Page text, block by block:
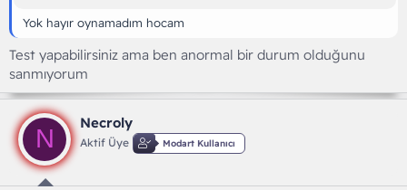
Yok hayır oynamadım hocam
Test yapabilirsiniz ama ben anormal bir durum olduğunu
sanmıyorum
N
Necroly
Aktif Üye Modart Kullanıcı